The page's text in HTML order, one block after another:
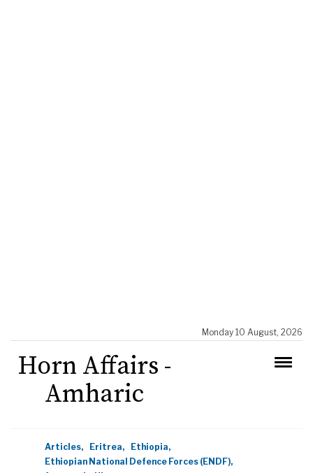
Monday 10 August, 2026
Horn Affairs -
Amharic
Articles, Eritrea,
Ethiopia,
Ethiopian National Defence Forces (ENDF),